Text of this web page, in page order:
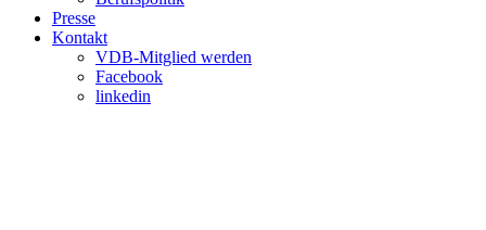
Presse
Kontakt
VDB-Mitglied werden
Facebook
linkedin